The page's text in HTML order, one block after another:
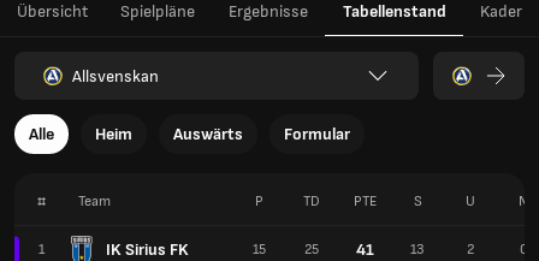
Übersicht Spielpläne Ergebnisse Tabellenstand Kader
Allsvenskan
Alle Heim Auswärts Formular
# Team
1 IK Sirius FK
P TD PTE S U N
15 25 41 13 2 0